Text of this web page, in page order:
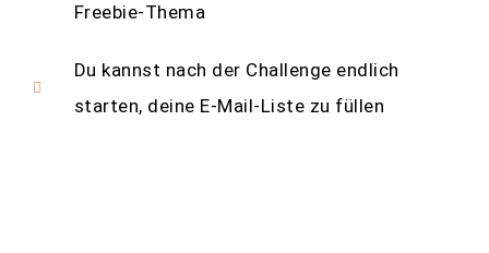
Freebie-Thema
Du kannst nach der Challenge endlich
starten, deine E-Mail-Liste zu füllen